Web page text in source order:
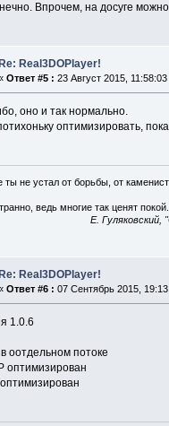
Впрочем, на досуге
Re: Real3DOPlayer!
Ответ #5 : 23 Август 2015, 11:58:03
оно и так нормально.
оптимизировать,
ты не устал от борьбы, от
ведь многие так ценят покой...
E. Гуляковский,
Re: Real3DOPlayer!
Ответ #6 : 07 Сентябрь 2015,
1.0.6
оотдельном потоке
оптимизирован